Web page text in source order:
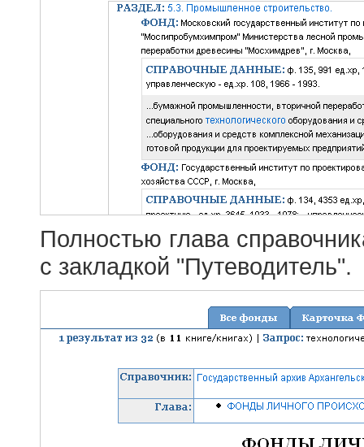
Полностью глава
с закладкой "Путеводитель".